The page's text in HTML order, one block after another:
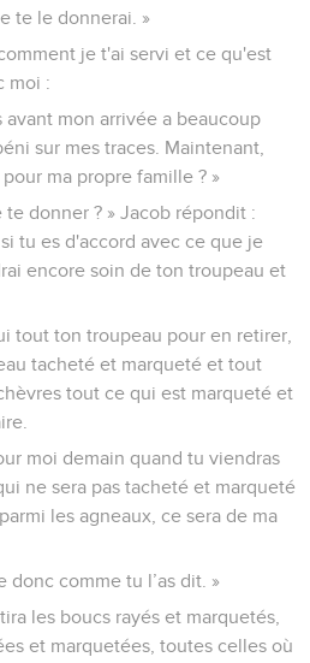
te le donnerai. »
je t'ai servi et ce qu'est
moi :
mon arrivée a beaucoup
sur mes traces. Maintenant,
ma propre famille ? »
te donner ? » Jacob répondit :
tu es d'accord avec ce que je
encore soin de ton troupeau et
tout ton troupeau pour en retirer,
tacheté et marqueté et tout
tout ce qui est marqueté et
moi demain quand tu viendras
ne sera pas tacheté et marqueté
les agneaux, ce sera de ma
donc comme tu l’as dit. »
les boucs rayés et marquetés,
et marquetées, toutes celles où